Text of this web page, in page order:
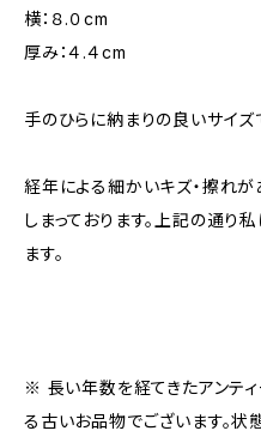
横：８.０cm
厚み：４.４cm
手のひらに納まりの良いサイズ
経年による細かいキズ・擦れが
しまっております。上記の通り
ます。
※ 長い年数を経てきたアンテ
る古いお品物でございます。状